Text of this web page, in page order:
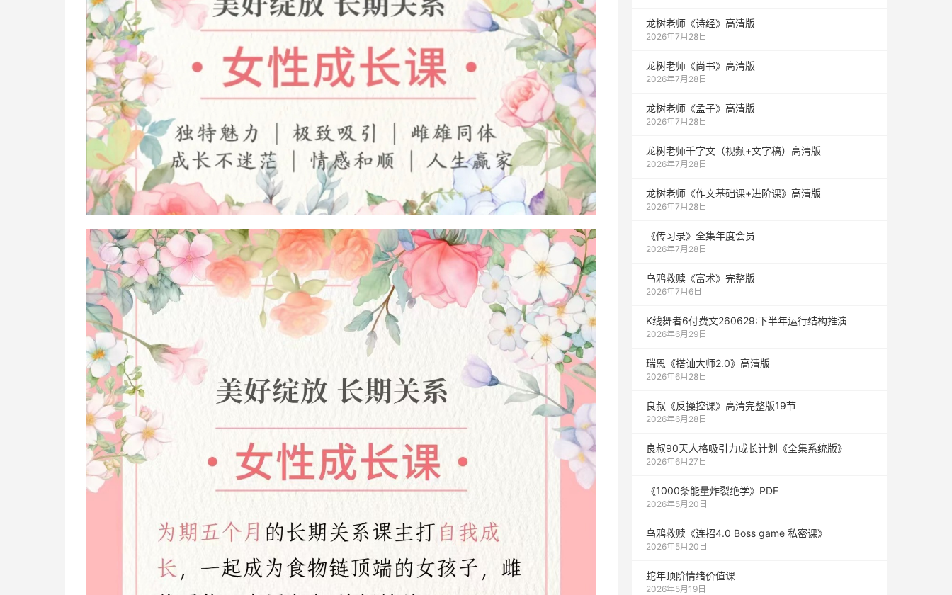
龙树老师《诗经》高清版
2026年7月28日
龙树老师《尚书》高清版
2026年7月28日
龙树老师《孟子》高清版
2026年7月28日
龙树老师千字文（视频+文字稿）高清版
2026年7月28日
龙树老师《作文基础课+进阶课》高清版
2026年7月28日
《传习录》全集年度会员
2026年7月28日
乌鸦救赎《富术》完整版
2026年7月6日
K线舞者6付费文260629:下半年运行结构推演
2026年6月29日
瑞恩《搭讪大师2.0》高清版
2026年6月28日
良叔《反操控课》高清完整版19节
2026年6月28日
良叔90天人格吸引力成长计划《全集系统版》
2026年6月27日
《1000‮能条‬‎量‮裂炸‬‎绝学》PDF
2026年5月20日
乌鸦救赎《连招4.0 Boss game 私密课》
2026年5月20日
蛇年顶阶情绪价值课
2026年5月19日